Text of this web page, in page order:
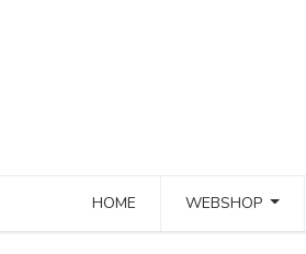
HOME WEBSHOP